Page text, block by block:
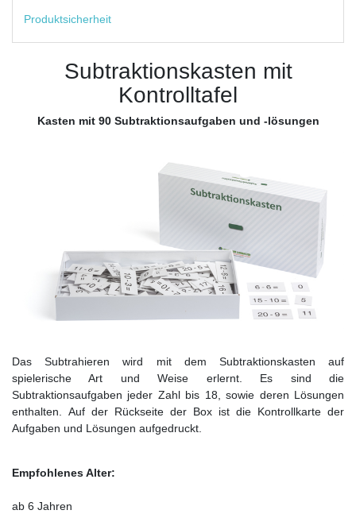
Produktsicherheit
Subtraktionskasten mit
Kontrolltafel
Kasten mit 90 Subtraktionsaufgaben und -lösungen
Das Subtrahieren wird mit dem Subtraktionskasten auf
spielerische Art und Weise erlernt. Es sind die
Subtraktionsaufgaben jeder Zahl bis 18, sowie deren Lösungen
enthalten. Auf der Rückseite der Box ist die Kontrollkarte der
Aufgaben und Lösungen aufgedruckt.
Empfohlenes Alter:
ab 6 Jahren